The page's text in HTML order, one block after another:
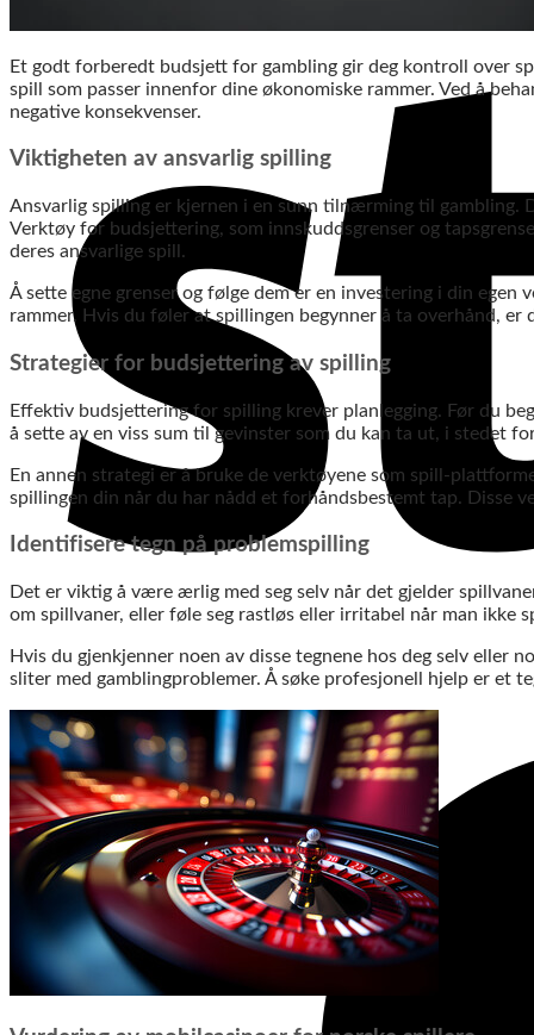
Et godt forberedt budsjett for gambling gir deg kontroll over
spill som passer innenfor dine økonomiske rammer. Ved å
negative konsekvenser.
Viktigheten av ansvarlig spilling
Ansvarlig spilling er kjernen i en sunn tilnærming til gambling.
Verktøy for budsjettering, som innskuddsgrenser og
deres ansvarlige spill.
Å sette egne grenser og følge dem er en investering i din
rammer. Hvis du føler at spillingen begynner å ta overhånd, er
Strategier for budsjettering av spilling
Effektiv budsjettering for spilling krever planlegging. Før du
å sette av en viss sum til gevinster som du kan ta ut, i stedet
En annen strategi er å bruke de verktøyene som spill-
spillingen din når du har nådd et forhåndsbestemt tap. Disse
Identifisere tegn på problemspilling
Det er viktig å være ærlig med seg selv når det gjelder
om spillvaner, eller føle seg rastløs eller irritabel når man ikke
Hvis du gjenkjenner noen av disse tegnene hos deg selv eller
sliter med gamblingproblemer. Å søke profesjonell hjelp er et